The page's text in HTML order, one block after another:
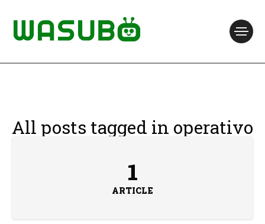
All posts tagged in operativo
1
ARTICLE